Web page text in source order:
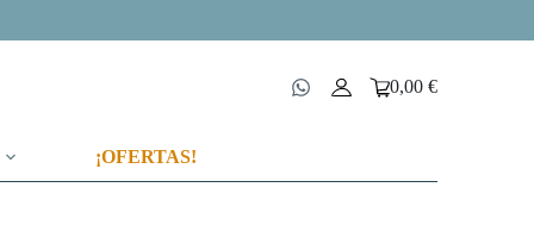
Carro
0,00€
¡OFERTAS!